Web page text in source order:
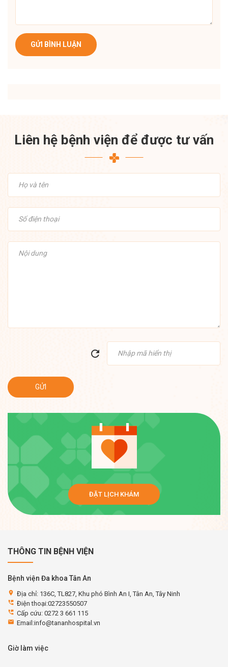
GỬI BÌNH LUẬN
Liên hệ bệnh viện để được tư vấn
ĐẶT LỊCH KHÁM
THÔNG TIN BỆNH VIỆN
Bệnh viện Đa khoa Tân An
location_on Địa chỉ: 136C, TL827, Khu phó Bình An I, Tân An, Tây Ninh
perm_phone_msg Điện thoại:02723550507
perm_phone_msg Cấp cứu: 0272 3 661 115
email Email:info@tananhospital.vn
Giờ làm việc